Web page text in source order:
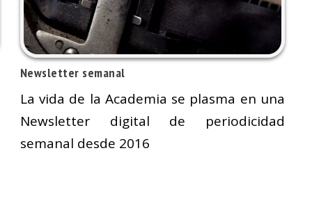
Newsletter semanal
La vida de la Academia se plasma en una
Newsletter digital de periodicidad
semanal desde 2016